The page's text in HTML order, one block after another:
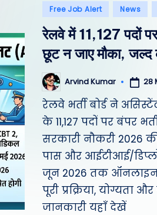
Posted
in
Free Job Alert News
रेलवे में 11,127 पदों पर
छूट न जाए मौका,
Posted
by
Arvind Kumar 28
रेलवे भर्ती बोर्ड ने
के 11,127 पदों पर बंपर
सरकारी नौकरी 2026
पास और आईटीआई/
जून 2026 तक
पूरी प्रक्रिया, योग्यता और
जानकारी यहाँ देखें